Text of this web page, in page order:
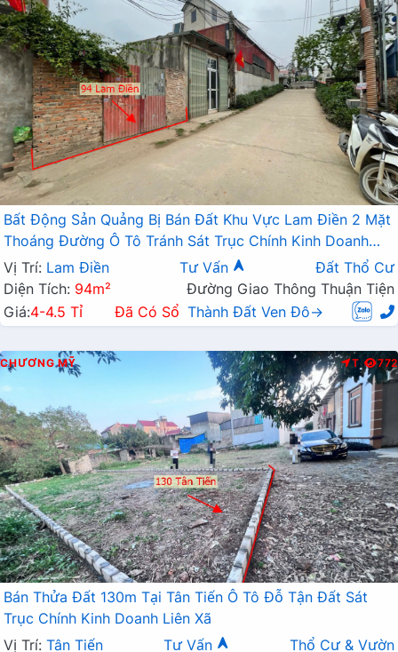
Bất Động Sản Quảng Bị Bán Đất Khu Vực Lam Điền 2 Mặt
Thoáng Đường Ô Tô Tránh Sát Trục Chính Kinh Doanh
Liên Xã
Vị Trí: Lam Điền Tư Vấn
Đất Thổ Cư
Diện Tích: 94m²
Đường Giao Thông Thuận Tiện
Giá:4-4.5 Tỉ Đã Có Sổ Thành Đất Ven Đô→
CHƯƠNG MỸ T 772
Bán Thửa Đất 130m Tại Tân Tiến Ô Tô Đỗ Tận Đất Sát
Trục Chính Kinh Doanh Liên Xã
Vị Trí: Tân Tiến Tư Vấn
Thổ Cư & Vườn